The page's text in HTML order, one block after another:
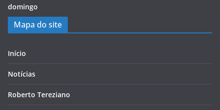
domingo
Mapa do site
Início
Notícias
Roberto Tereziano